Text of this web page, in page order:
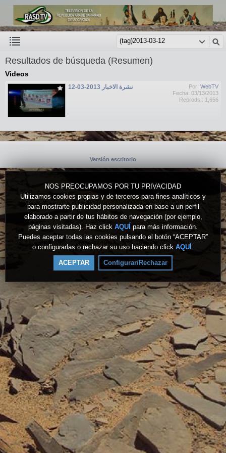
NOS PREOCUPAMOS POR TU PRIVACIDAD
Utilizamos cookies propias y de terceros para fines analíticos y
para mostrarte publicidad personalizada en base a un perfil
elaborado a partir de tus hábitos de navegación (por ejemplo,
páginas visitadas). Haz click AQUÍ para más información.
Puedes aceptar todas las cookies pulsando el botón “ACEPTAR”
o configurarlas o rechazar su uso haciendo click AQUÍ .
ACEPTAR Configurar/Rechazar
Resultados de búsqueda (Resumen)
Videos
Por: WebTV
Fecha: 03/13/2013
Reprods.: 1,656
نشرة الاخبار 2013-03-12
Versión escritorio